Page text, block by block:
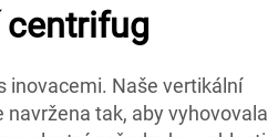
centrifug
inovacemi. Naše vertikální
tak, aby vyhovovala